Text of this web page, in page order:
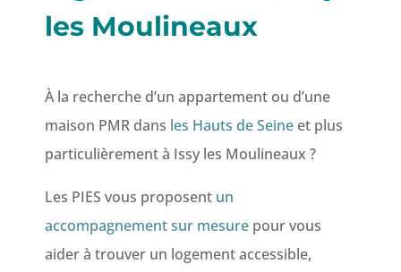
les Moulineaux
À la recherche d’un appartement ou d’une
maison PMR dans les Hauts de Seine et plus
particulièrement à Issy les Moulineaux ?
Les PIES vous proposent un
accompagnement sur mesure pour vous
aider à trouver un logement accessible,